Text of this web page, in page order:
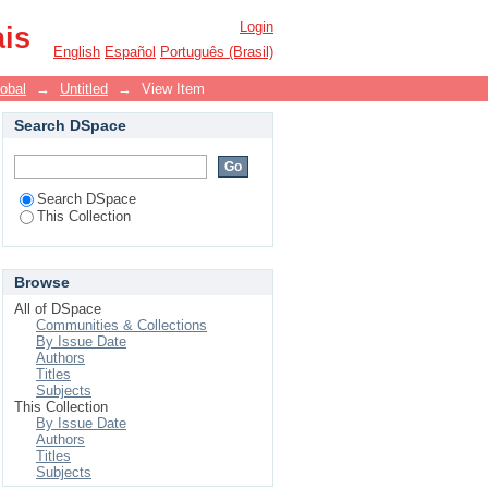
Login
English Español Português (Brasil)
→ Untitled → View Item
Search DSpace
Search DSpace
This Collection
Browse
All of DSpace
Communities & Collections
By Issue Date
Authors
Titles
Subjects
This Collection
By Issue Date
Authors
Titles
Subjects